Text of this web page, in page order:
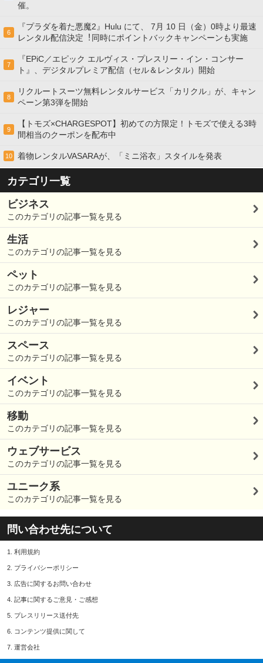
催。
6
『プラダを着た悪魔2』Hulu にて、 7⽉ 10 ⽇（金）0時より最速
レンタル配信決定︕同時にポイントバックキャンペーンも実施
7
『EPiC／エピック エルヴィス・プレスリー・イン・コンサー
ト』、デジタルプレミア配信（セル＆レンタル）開始
8
リクルートスーツ無料レンタルサービス「カリクル」が、キャン
ペーン第3弾を開始
9
【トモズ×CHARGESPOT】初めての方限定！トモズで使える3時
間相当のクーポンを配布中
10 着物レンタルVASARAが、「ミニ浴衣」スタイルを発表
カテゴリ一覧
ビジネス
このカテゴリの記事一覧を見る
生活
このカテゴリの記事一覧を見る
ペット
このカテゴリの記事一覧を見る
レジャー
このカテゴリの記事一覧を見る
スペース
このカテゴリの記事一覧を見る
イベント
このカテゴリの記事一覧を見る
移動
このカテゴリの記事一覧を見る
ウェブサービス
このカテゴリの記事一覧を見る
ユニーク系
このカテゴリの記事一覧を見る
問い合わせ先について
1. 利用規約
2. プライバシーポリシー
3. 広告に関するお問い合わせ
4. 記事に関するご意見・ご感想
5. プレスリリース送付先
6. コンテンツ提供に関して
7. 運営会社